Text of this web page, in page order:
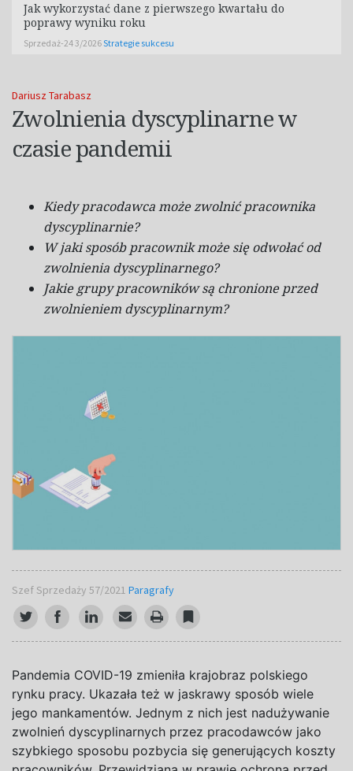
Dariusz Tarabasz
Zwolnienia dyscyplinarne w
czasie pandemii
Kiedy pracodawca może zwolnić pracownika
dyscyplinarnie?
Wjaki sposób pracownik może się odwołać od
zwolnienia dyscyplinarnego?
Jakie grupy pracowników są chronione przed
zwolnieniem dyscyplinarnym?
Szef Sprzedaży 57/2021 Paragrafy
Pandemia COVID-19 zmieniła krajobraz polskiego
rynku pracy. Ukazała też w jaskrawy sposób wiele
jego mankamentów. Jednym z nich jest nadużywanie
zwolnień dyscyplinarnych przez pracodawców jako
szybkiego sposobu pozbycia się generujących koszty
Jak wykorzystać dane z pierwszego kwartału do
poprawy wyniku roku
Sprzedaż-24 3/2026Strategie sukcesu